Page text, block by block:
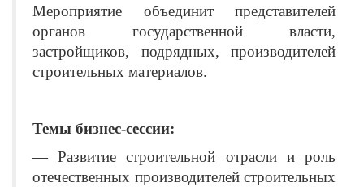
Мероприятие объединит представителей
органов государственной власти,
застройщиков, подрядных, производителей
строительных материалов.
Темы бизнес-сессии:
— Развитие строительной отрасли и роль
отечественных производителей строительных